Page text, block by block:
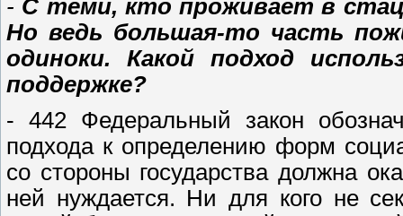
- С теми, кто проживает в
Но ведь большая-то часть
одиноки. Какой подход
поддержке?
- 442 Федеральный закон
подхода к определению форм
со стороны государства должна
ней нуждается. Ни для кого не